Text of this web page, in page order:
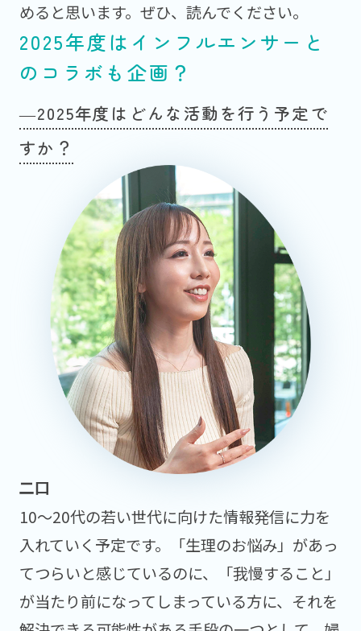
めると思います。ぜひ、読んでください。
2025年度はインフルエンサーと
のコラボも企画？
―2025年度はどんな活動を行う予定で
すか？
10～20代の若い世代に向けた情報発信に力を
入れていく予定です。「生理のお悩み」があっ
てつらいと感じているのに、「我慢すること」
が当たり前になってしまっている方に、それを